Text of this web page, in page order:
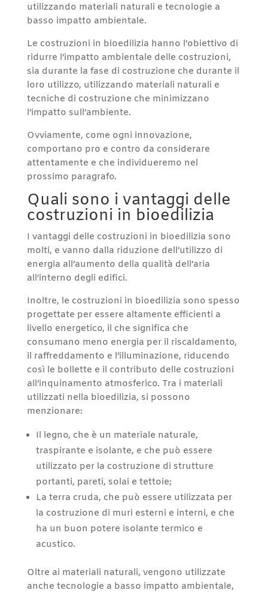
utilizzando materiali naturali e tecnologie a
basso impatto ambientale.
Le costruzioni in bioedilizia hanno l’obiettivo di
ridurre l’impatto ambientale delle costruzioni,
sia durante la fase di costruzione che durante il
loro utilizzo, utilizzando materiali naturali e
tecniche di costruzione che minimizzano
l’impatto sull’ambiente.
Ovviamente, come ogni innovazione,
comportano pro e contro da considerare
attentamente e che individueremo nel
prossimo paragrafo.
Quali sono i vantaggi delle
costruzioni in bioedilizia
I vantaggi delle costruzioni in bioedilizia sono
molti, e vanno dalla riduzione dell’utilizzo di
energia all’aumento della qualità dell’aria
all’interno degli edifici.
Inoltre, le costruzioni in bioedilizia sono spesso
progettate per essere altamente efficienti a
livello energetico, il che significa che
consumano meno energia per il riscaldamento,
il raffreddamento e l’illuminazione, riducendo
così le bollette e il contributo delle costruzioni
all’inquinamento atmosferico. Tra i materiali
utilizzati nella bioedilizia, si possono
menzionare:
Il legno, che è un materiale naturale,
traspirante e isolante, e che può essere
utilizzato per la costruzione di strutture
portanti, pareti, solai e tettoie;
La terra cruda, che può essere utilizzata per
la costruzione di muri esterni e interni, e che
ha un buon potere isolante termico e
acustico.
Oltre ai materiali naturali, vengono utilizzate
anche tecnologie a basso impatto ambientale,